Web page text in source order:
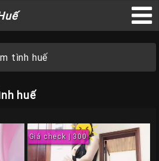
tình huế
huế
Giá check | 300